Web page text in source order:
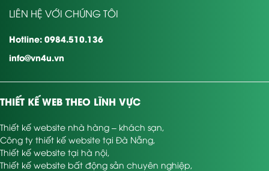
LIÊN HỆ VỚI CHÚNG TÔI
Hotline: 0984.510.136
info@vn4u.vn
THIẾT KẾ WEB THEO LĨNH VỰC
Thiết kế website nhà hàng – khách sạn,
Công ty thiết kế website tại Đà Nẵng,
Thiết kế website tại hà nội,
Thiết kế website bất động sản chuyên nghiệp,